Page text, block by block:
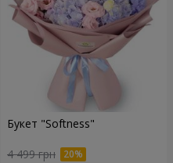
Букет "Softness"
4 499 грн